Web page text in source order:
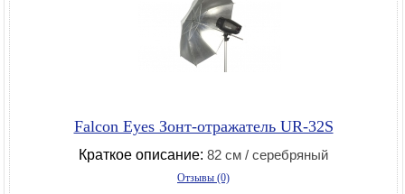
Falcon Eyes Зонт-отражатель UR-32S
Краткое описание: 82 см / серебряный
Отзывы (0)